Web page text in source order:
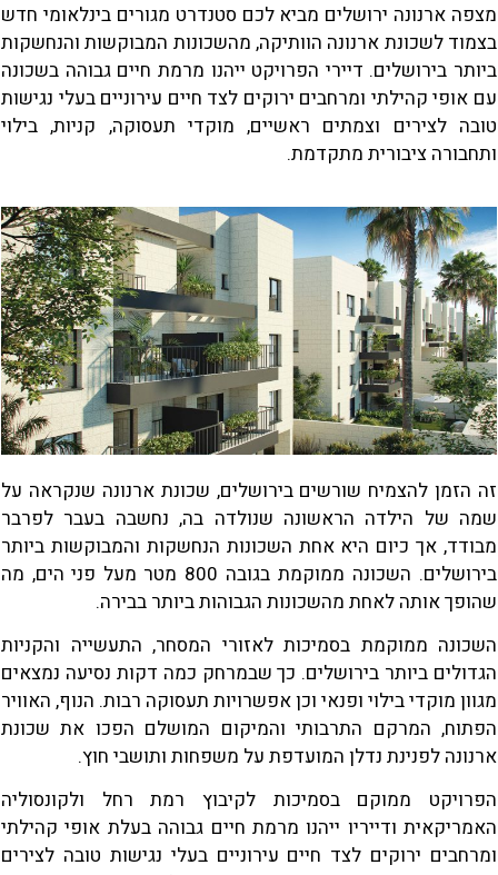
מצפה ארנונה ירושלים מביא לכם סטנדרט מגורים בינלאומי חדש
בצמוד לשכונת ארנונה הוותיקה, מהשכונות המבוקשות והנחשקות
ביותר בירושלים. דיירי הפרויקט ייהנו מרמת חיים גבוהה בשכונה
עם אופי קהילתי ומרחבים ירוקים לצד חיים עירוניים בעלי נגישות
טובה לצירים וצמתים ראשיים, מוקדי תעסוקה, קניות, בילוי
ותחבורה ציבורית מתקדמת.
זה הזמן להצמיח שורשים בירושלים, שכונת ארנונה שנקראה על
שמה של הילדה הראשונה שנולדה בה, נחשבה בעבר לפרבר
מבודד, אך כיום היא אחת השכונות הנחשקות והמבוקשות ביותר
בירושלים. השכונה ממוקמת בגובה 800 מטר מעל פני הים, מה
שהופך אותה לאחת מהשכונות הגבוהות ביותר בבירה.
השכונה ממוקמת בסמיכות לאזורי המסחר, התעשייה והקניות
הגדולים ביותר בירושלים. כך שבמרחק כמה דקות נסיעה נמצאים
מגוון מוקדי בילוי ופנאי וכן אפשרויות תעסוקה רבות. הנוף, האוויר
הפתוח, המרקם התרבותי והמיקום המושלם הפכו את שכונת
ארנונה לפנינת נדלן המועדפת על משפחות ותושבי חוץ.
הפרויקט ממוקם בסמיכות לקיבוץ רמת רחל ולקונסוליה
האמריקאית ודייריו ייהנו מרמת חיים גבוהה בעלת אופי קהילתי
ומרחבים ירוקים לצד חיים עירוניים בעלי נגישות טובה לצירים